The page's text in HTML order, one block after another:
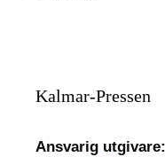
Kalmar-Pressen
Ansvarig utgivare: